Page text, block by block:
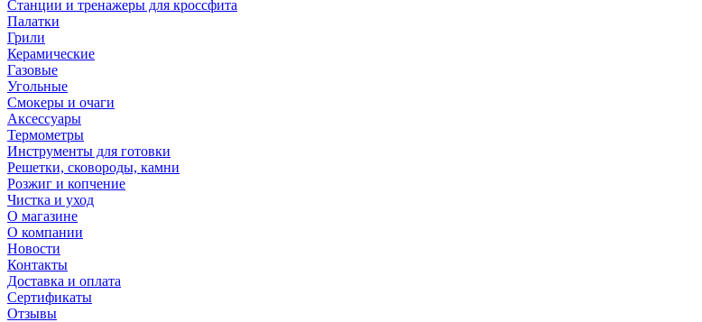
Станции и тренажеры для кроссфита
Палатки
Грили
Керамические
Газовые
Угольные
Смокеры и очаги
Аксессуары
Термометры
Инструменты для готовки
Решетки, сковороды, камни
Розжиг и копчение
Чистка и уход
О магазине
О компании
Новости
Контакты
Доставка и оплата
Сертификаты
Отзывы